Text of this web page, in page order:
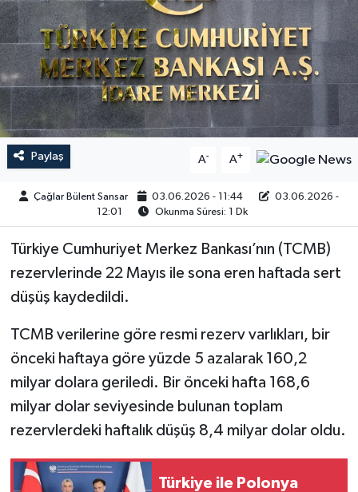
Paylaş A- A+
Çağlar Bülent Sansar 03.06.2026 - 11:44
03.06.2026 -
12:01
Okunma Süresi: 1 Dk
Türkiye Cumhuriyet Merkez Bankası’nın (TCMB)
rezervlerinde 22 Mayıs ile sona eren haftada sert
düşüş kaydedildi.
TCMB verilerine göre resmi rezerv varlıkları, bir
önceki haftaya göre yüzde 5 azalarak 160,2
milyar dolara geriledi. Bir önceki hafta 168,6
milyar dolar seviyesinde bulunan toplam
rezervlerdeki haftalık düşüş 8,4 milyar dolar oldu.
Türkiye ile Polonya